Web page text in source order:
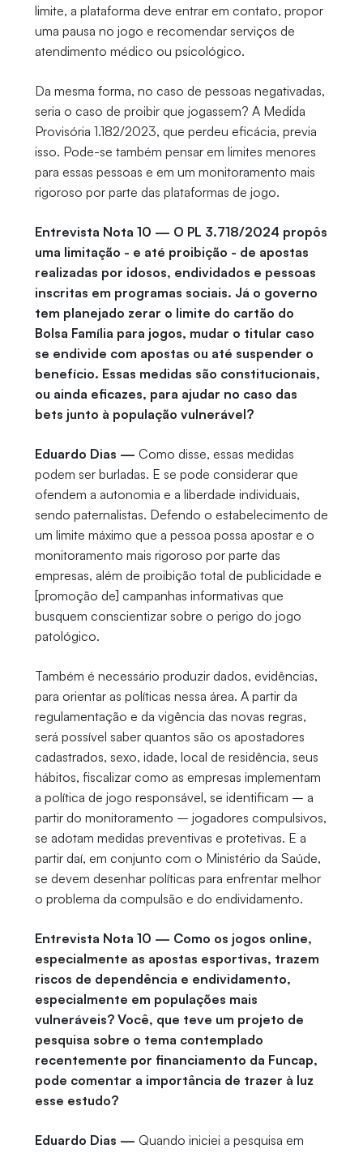
limite, a plataforma deve entrar em contato, propor
uma pausa no jogo e recomendar serviços de
atendimento médico ou psicológico.
Da mesma forma, no caso de pessoas negativadas,
seria o caso de proibir que jogassem? A Medida
Provisória 1.182/2023, que perdeu eficácia, previa
isso. Pode-se também pensar em limites menores
para essas pessoas e em um monitoramento mais
rigoroso por parte das plataformas de jogo.
Entrevista Nota 10 — O PL 3.718/2024 propôs
uma limitação - e até proibição - de apostas
realizadas por idosos, endividados e pessoas
inscritas em programas sociais. Já o governo
tem planejado zerar o limite do cartão do
Bolsa Família para jogos, mudar o titular caso
se endivide com apostas ou até suspender o
benefício. Essas medidas são constitucionais,
ou ainda eficazes, para ajudar no caso das
bets junto à população vulnerável?
Eduardo Dias — Como disse, essas medidas
podem ser burladas. E se pode considerar que
ofendem a autonomia e a liberdade individuais,
sendo paternalistas. Defendo o estabelecimento de
um limite máximo que a pessoa possa apostar e o
monitoramento mais rigoroso por parte das
empresas, além de proibição total de publicidade e
[promoção de] campanhas informativas que
busquem conscientizar sobre o perigo do jogo
patológico.
Também é necessário produzir dados, evidências,
para orientar as políticas nessa área. A partir da
regulamentação e da vigência das novas regras,
será possível saber quantos são os apostadores
cadastrados, sexo, idade, local de residência, seus
hábitos, fiscalizar como as empresas implementam
a política de jogo responsável, se identificam – a
partir do monitoramento – jogadores compulsivos,
se adotam medidas preventivas e protetivas. E a
partir daí, em conjunto com o Ministério da Saúde,
se devem desenhar políticas para enfrentar melhor
o problema da compulsão e do endividamento.
Entrevista Nota 10 — Como os jogos online,
especialmente as apostas esportivas, trazem
riscos de dependência e endividamento,
especialmente em populações mais
vulneráveis? Você, que teve um projeto de
pesquisa sobre o tema contemplado
recentemente por financiamento da Funcap,
pode comentar a importância de trazer à luz
esse estudo?
Eduardo Dias — Quando iniciei a pesquisa em